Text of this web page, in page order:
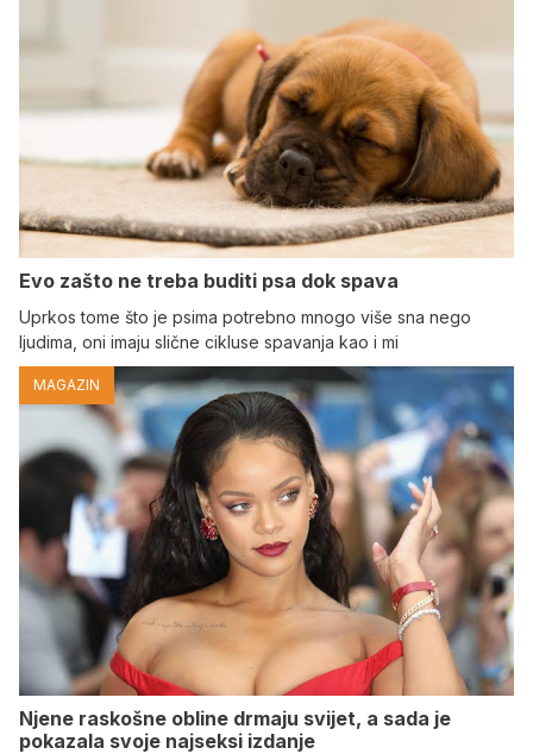
Evo zašto ne treba buditi psa dok spava
Uprkos tome što je psima potrebno mnogo više sna nego
ljudima, oni imaju slične cikluse spavanja kao i mi
MAGAZIN
Njene raskošne obline drmaju svijet, a sada je
pokazala svoje najseksi izdanje